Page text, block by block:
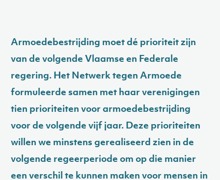
Armoedebestrijding moet dé prioriteit zijn
van de volgende Vlaamse en Federale
regering. Het Netwerk tegen Armoede
formuleerde samen met haar verenigingen
tien prioriteiten voor armoedebestrijding
voor de volgende vijf jaar. Deze prioriteiten
willen we minstens gerealiseerd zien in de
volgende regeerperiode om op die manier
een verschil te kunnen maken voor mensen in